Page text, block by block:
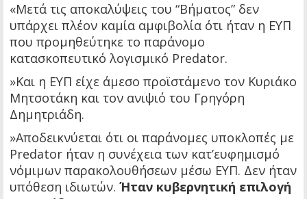
«Μετά τις αποκαλύψεις του “Βήματος” δεν
υπάρχει πλέον καμία αμφιβολία ότι ήταν η ΕΥΠ
που προμηθεύτηκε το παράνομο
κατασκοπευτικό λογισμικό Predator.
»Και η ΕΥΠ είχε άμεσο προϊστάμενο τον Κυριάκο
Μητσοτάκη και τον ανιψιό του Γρηγόρη
Δημητριάδη.
»Αποδεικνύεται ότι οι παράνομες υποκλοπές με
Predator ήταν η συνέχεια των κατ’ευφημισμό
νόμιμων παρακολουθήσεων μέσω ΕΥΠ. Δεν ήταν
υπόθεση ιδιωτών. Ήταν κυβερνητική επιλογή